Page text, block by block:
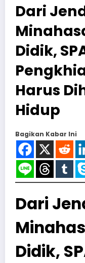
Dari
Didik,
Harus
Hidup
Bagikan Kabar Ini
Dari
Didik,